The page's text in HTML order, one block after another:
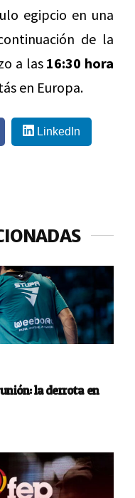
egipcio en una
de la
a las16:30 hora
en Europa.
LinkedIn
la derrota en